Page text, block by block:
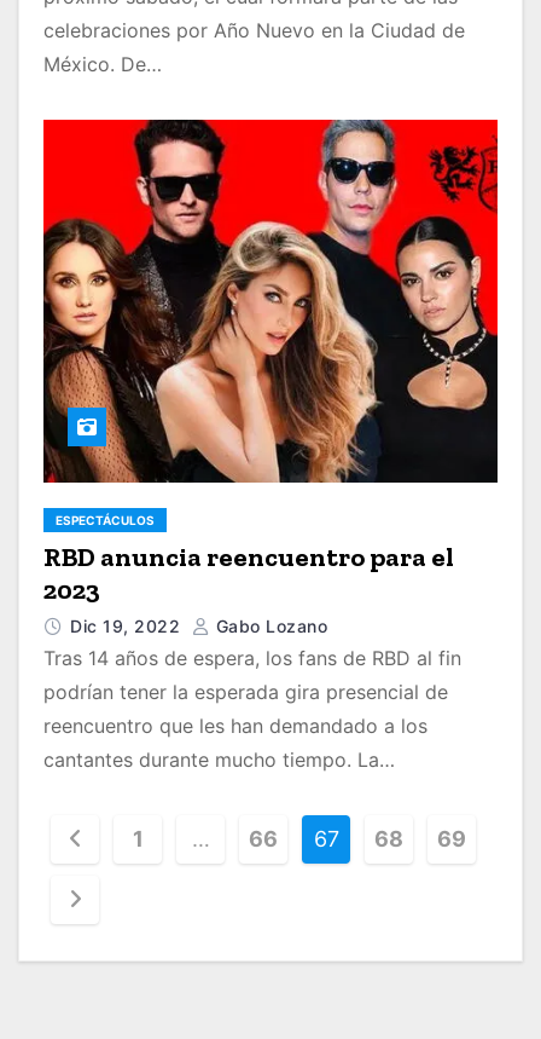
celebraciones por Año Nuevo en la Ciudad de
México. De…
ESPECTÁCULOS
RBD anuncia reencuentro para el
2023
Dic 19, 2022 Gabo Lozano
Tras 14 años de espera, los fans de RBD al fin
podrían tener la esperada gira presencial de
reencuentro que les han demandado a los
cantantes durante mucho tiempo. La…
g
1 … 66 67 68 69